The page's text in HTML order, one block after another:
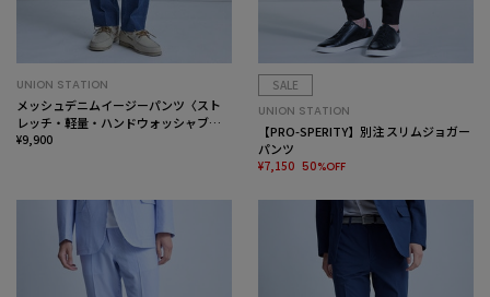
UNION STATION
メッシュデニムイージーパンツ〈スト
レッチ・軽量・ハンドウォッシャブ
ル・通気性〉
¥9,900
SALE
UNION STATION
【PRO-SPERITY】別注 スリムジョガー
パンツ
¥7,150 50%OFF